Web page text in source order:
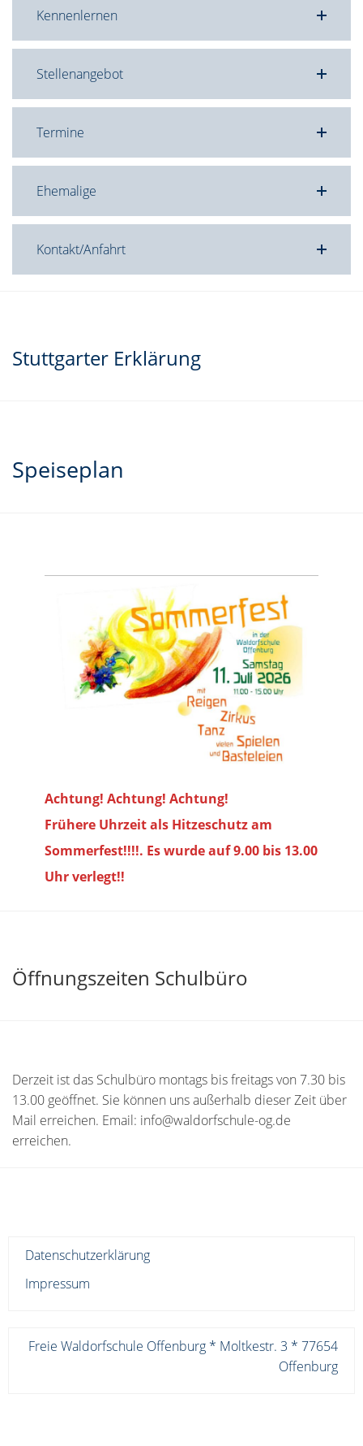
Kennenlernen
Stellenangebot
Termine
Ehemalige
Kontakt/Anfahrt
Stuttgarter Erklärung
Speiseplan
Achtung! Achtung! Achtung!
Frühere Uhrzeit als Hitzeschutz am
Sommerfest!!!!. Es wurde auf 9.00 bis 13.00
Uhr verlegt!!
Öffnungszeiten Schulbüro
Derzeit ist das Schulbüro montags bis freitags von 7.30 bis
13.00 geöffnet. Sie können uns außerhalb dieser Zeit über
Mail erreichen. Email: info@waldorfschule-og.de
erreichen.
Datenschutzerklärung
Impressum
Freie Waldorfschule Offenburg * Moltkestr. 3 * 77654
Offenburg